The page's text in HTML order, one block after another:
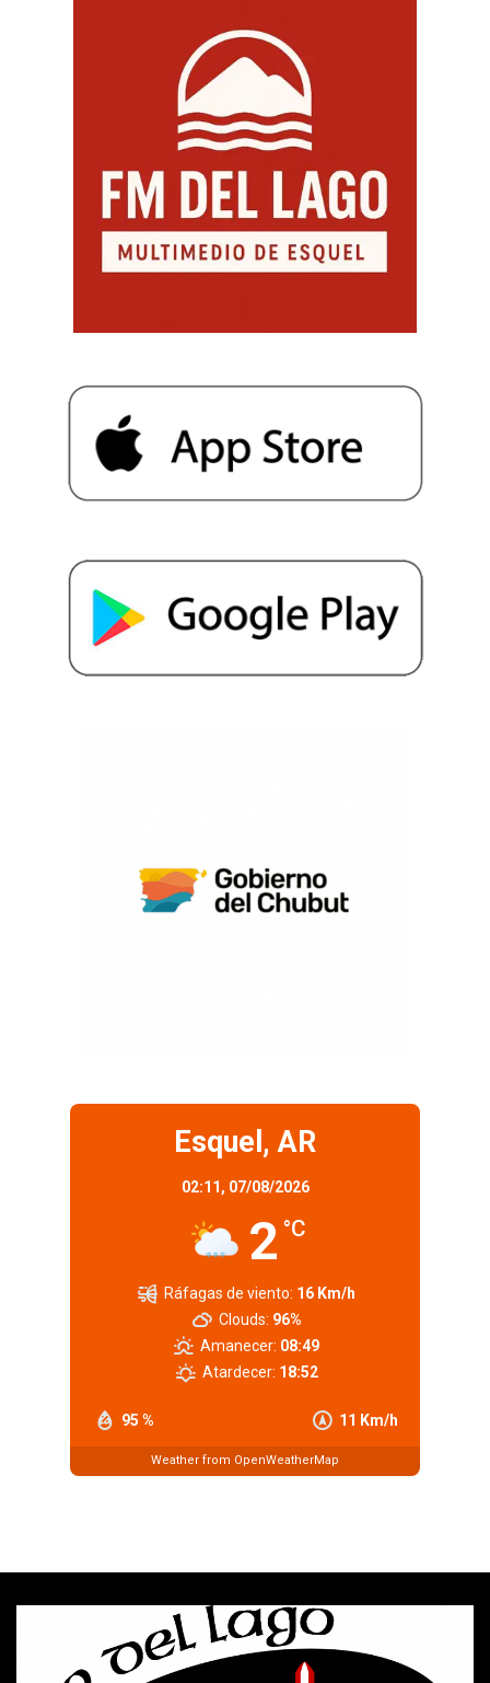
Esquel, AR
02:11, 07/08/2026
2 °C
95 % 11 Km/h
Ráfagas de viento: 16 Km/h
Clouds: 96%
Amanecer: 08:49
Atardecer: 18:52
Weather from OpenWeatherMap